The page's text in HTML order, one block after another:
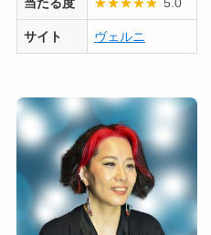
サイト ヴェルニ